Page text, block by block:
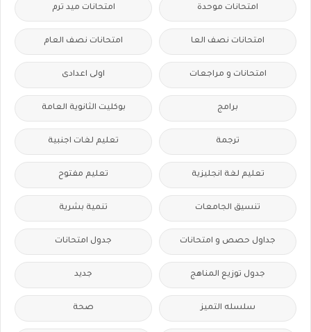
امتحانات موحدة امتحانات ميد ترم
امتحانات نصف العا امتحانات نصف العام
امتحانات و مراجعات اولى اعدادى
برامج بوكليت الثانوية العامة
ترجمة تعليم لغات اجنبية
تعليم لغة انجليزية تعليم مفتوح
تنسيق الجامعات تنمية بشرية
جداول حصص و امتحانات جدول امتحانات
جدول توزيع المناهج جديد
سلسله التميز صحة